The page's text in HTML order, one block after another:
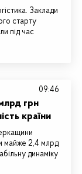
Заклади
старту
під час
грн
країни
майже 2,4 млрд
динаміку
09:46